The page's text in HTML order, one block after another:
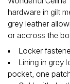
hardware in gilt
grey leather
or accross the
Locker
Lining in grey
pocket, one